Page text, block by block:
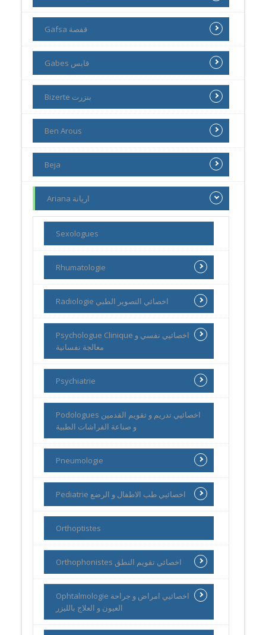
Gafsa قفصة
Gabes قابس
Bizerte بنزرت
Ben Arous
Beja
Ariana اريانة
Sexologues
Rhumatologie
Radiologie اخصائي التصوير الطبي
Psychologue Clinique اخصائيي نفسي و
معالجة نفسانية
Psychiatrie
Podologues اخصائيي تدريم و تقويم القدمين
و صناعة الفراشات الطبية
Pneumologie
Pediatrie اخصائيي طب الاطفال و الرضع
Orthoptistes
Orthophonistes اخصائي تقويم النطق
Ophtalmologie اخصائيي امراض و جراحة
العيون و العلاج بالليزر